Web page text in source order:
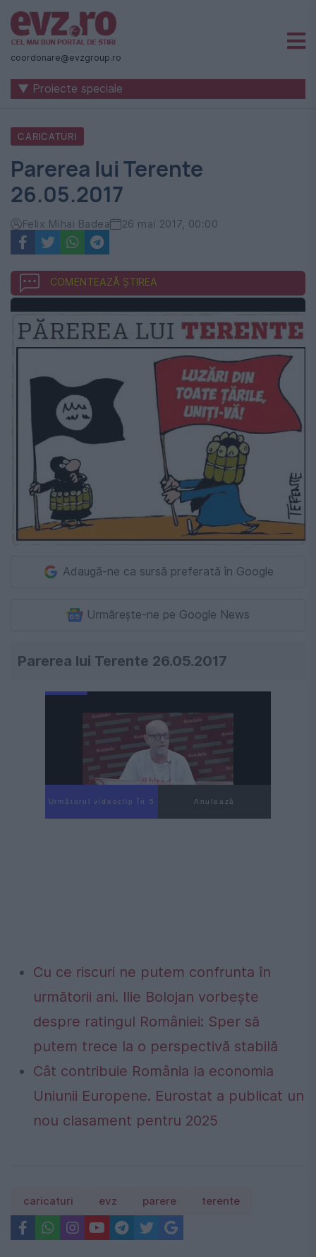
Știri
naționale
internaționale
România
-
Evenimentul
Zilei
coordonare@evzgroup.ro
▼ Proiecte speciale
CARICATURI
Parerea lui Terente
26.05.2017
Felix Mihai Badea 26 mai 2017, 00:00
COMENTEAZĂ ȘTIREA
Adaugă-ne ca sursă preferată în Google
Urmărește-ne pe Google News
Parerea lui Terente 26.05.2017
Următorul videoclip în 4 Anulează
Cu ce riscuri ne putem confrunta în
următorii ani. Ilie Bolojan vorbește
despre ratingul României: Sper să
putem trece la o perspectivă stabilă
Cât contribuie România la economia
Uniunii Europene. Eurostat a publicat un
nou clasament pentru 2025
caricaturi evz parere terente